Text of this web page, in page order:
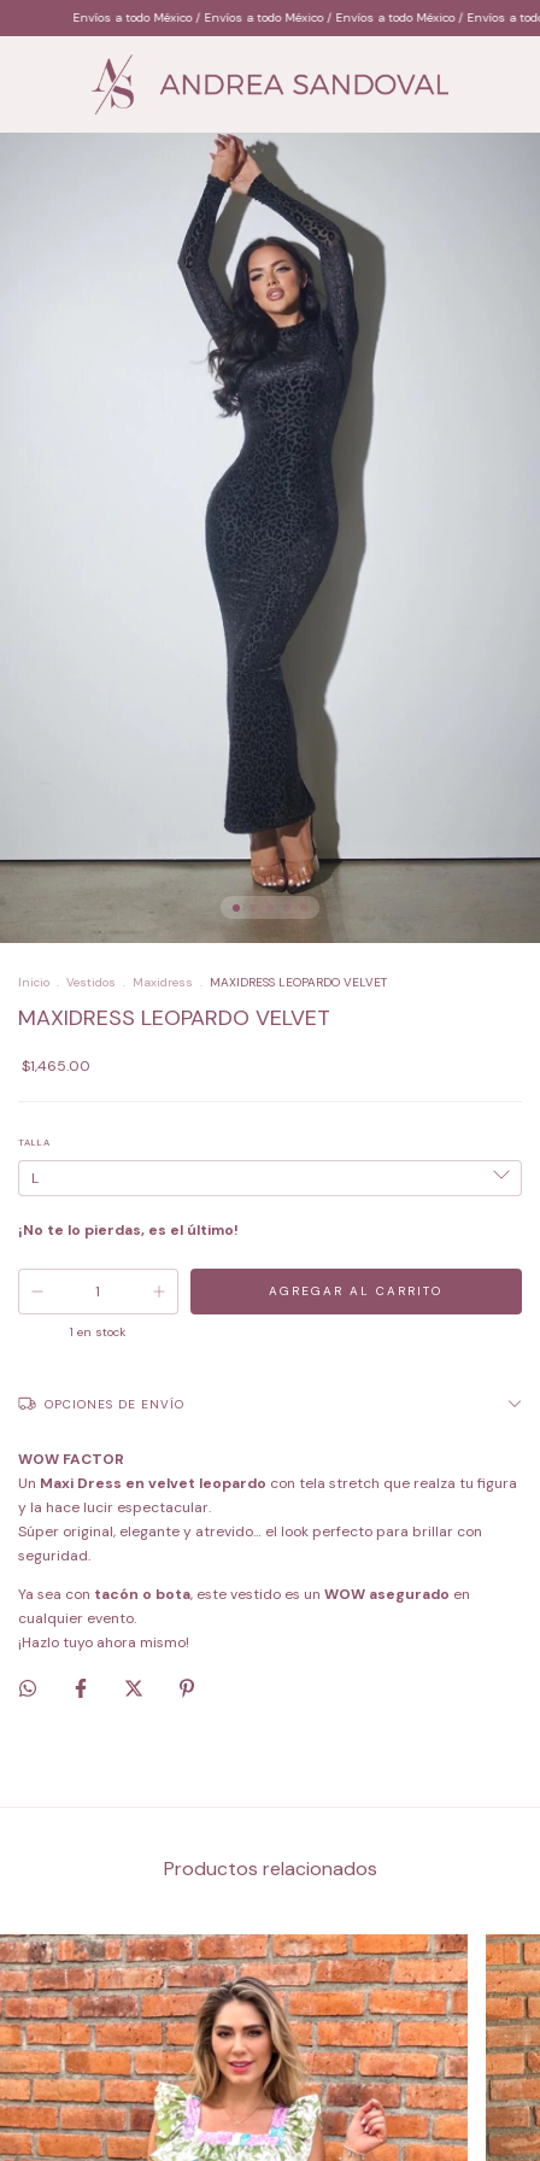
Envíos a todo México / Envíos a todo México / Envíos a todo México / Envíos a todo
Inicio . Vestidos . Maxidress . MAXIDRESS LEOPARDO VELVET
MAXIDRESS LEOPARDO VELVET
$1,465.00
TALLA
¡No te lo pierdas, es el último!
1 en stock
OPCIONES DE ENVÍO
WOW FACTOR
Un Maxi Dress en velvet leopardo con tela stretch que realza tu figura
y la hace lucir espectacular.
Súper original, elegante y atrevido… el look perfecto para brillar con
seguridad.
Ya sea con tacón o bota, este vestido es un WOW asegurado en
cualquier evento.
¡Hazlo tuyo ahora mismo!
Productos relacionados